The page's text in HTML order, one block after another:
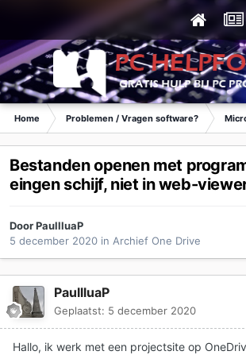
Home Problemen / Vragen software?
Bestanden openen met
eingen schijf, niet in web-
DoorPaullluaP
5 december 2020 in Archief One Drive
PaullluaP
Geplaatst: 5 december 2020
Hallo, ik werk met een projectsite op